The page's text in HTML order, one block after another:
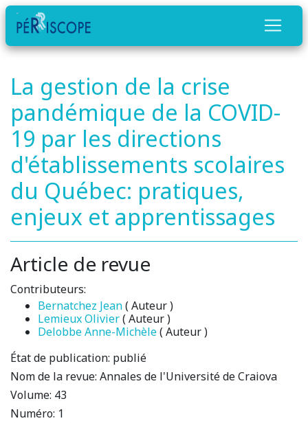
La gestion de la crise
pandémique de la COVID-
19 par les directions
d'établissements scolaires
du Québec: pratiques,
enjeux et apprentissages
Article de revue
Contributeurs:
Bernatchez Jean( Auteur )
Lemieux Olivier( Auteur )
Delobbe Anne-Michèle( Auteur )
État de publication: publié
Nom de la revue: Annales de l'Université de Craiova
Volume: 43
Numéro: 1